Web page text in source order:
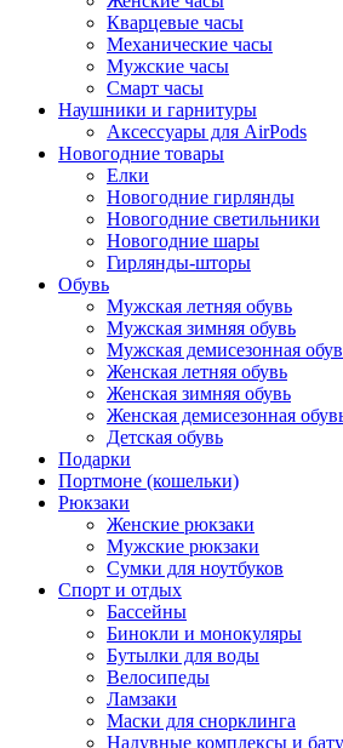
Кварцевые часы
Механические часы
Мужские часы
Смарт часы
Наушники и гарнитуры
Аксессуары для AirPods
Новогодние товары
Елки
Новогодние гирлянды
Новогодние светильники
Новогодние шары
Гирлянды-шторы
Обувь
Мужская летняя обувь
Мужская зимняя обувь
Мужская демисезонная
Женская летняя обувь
Женская зимняя обувь
Женская демисезонная
Детская обувь
Подарки
Портмоне (кошельки)
Рюкзаки
Женские рюкзаки
Мужские рюкзаки
Сумки для ноутбуков
Спорт и отдых
Бассейны
Бинокли и монокуляры
Бутылки для воды
Велосипеды
Ламзаки
Маски для снорклинга
Надувные комплексы и